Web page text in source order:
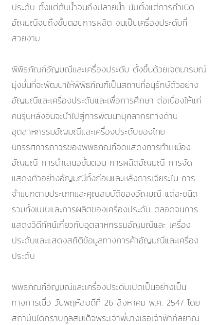
ประดับ ตั้งแต่ต้นน้ำจนถึงปลายน้ำ นับตั้งแต่การกำเนิด
อัญมณีจนถึงขั้นตอนการผลิต จนเป็นเครื่องประดับที่
สวยงาม.
พิพิธภัณฑ์อัญมณีและเครื่องประดับ ตั้งขึ้นด้วยเจตนารมณ์
มุ่งมั่นที่จะพัฒนาให้พิพิธภัณฑ์เป็นสถานที่อนุรักษ์ตัวอย่าง
อัญมณีและเครื่องประดับและเพื่อการศึกษา ต่อเนื่องให้แก่
คนรุ่นหลังอันจะนำไปสู่การพัฒนาบุคลากรทางด้าน
อุตสาหกรรมอัญมณีและเครื่องประดับของไทย
นิทรรศการถาวรของพิพิธภัณฑ์จัดแสดงการทำเหมือง
อัญมณี การนำเสนอขั้นตอน การผลิตอัญมณี การจัด
แสดงตัวอย่างอัญมณีทั้งก่อนและหลังการเจียระไน การ
จำแนกตามประเภทและคุณสมบัติของอัญมณี แต่ละชนิด
รวมทั้งแบบและการผลิตของเครื่องประดับ ตลอดจนการ
แสดงวิดีทัศน์เกี่ยวกับอุตสาหกรรมอัญมณีและ เครื่อง
ประดับและแสดงสถิติข้อมูลทางการค้าอัญมณีและเครื่อง
ประดับ
พิพิธภัณฑ์อัญมณีและเครื่องประดับเปิดเป็นอย่างเป็น
ทางการเมื่อ วันพฤหัสบดีที่ 26 สิงหาคม พ.ศ. 2547 โดย
สถาบันได้กราบทูลสมเด็จพระเจ้าพี่นางเธอเจ้าฟ้ากัลยาณิ